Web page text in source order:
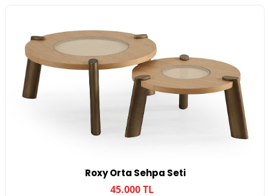
Roxy Orta Sehpa Seti
45.000 TL